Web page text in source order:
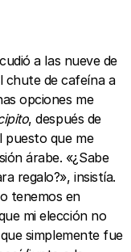
a las nueve de
de cafeína a
opciones me
, después de
puesto que me
árabe. «¿Sabe
regalo?», insistía.
tenemos en
mi elección no
simplemente fue